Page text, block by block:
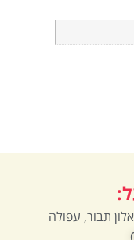
תבור, עפולה